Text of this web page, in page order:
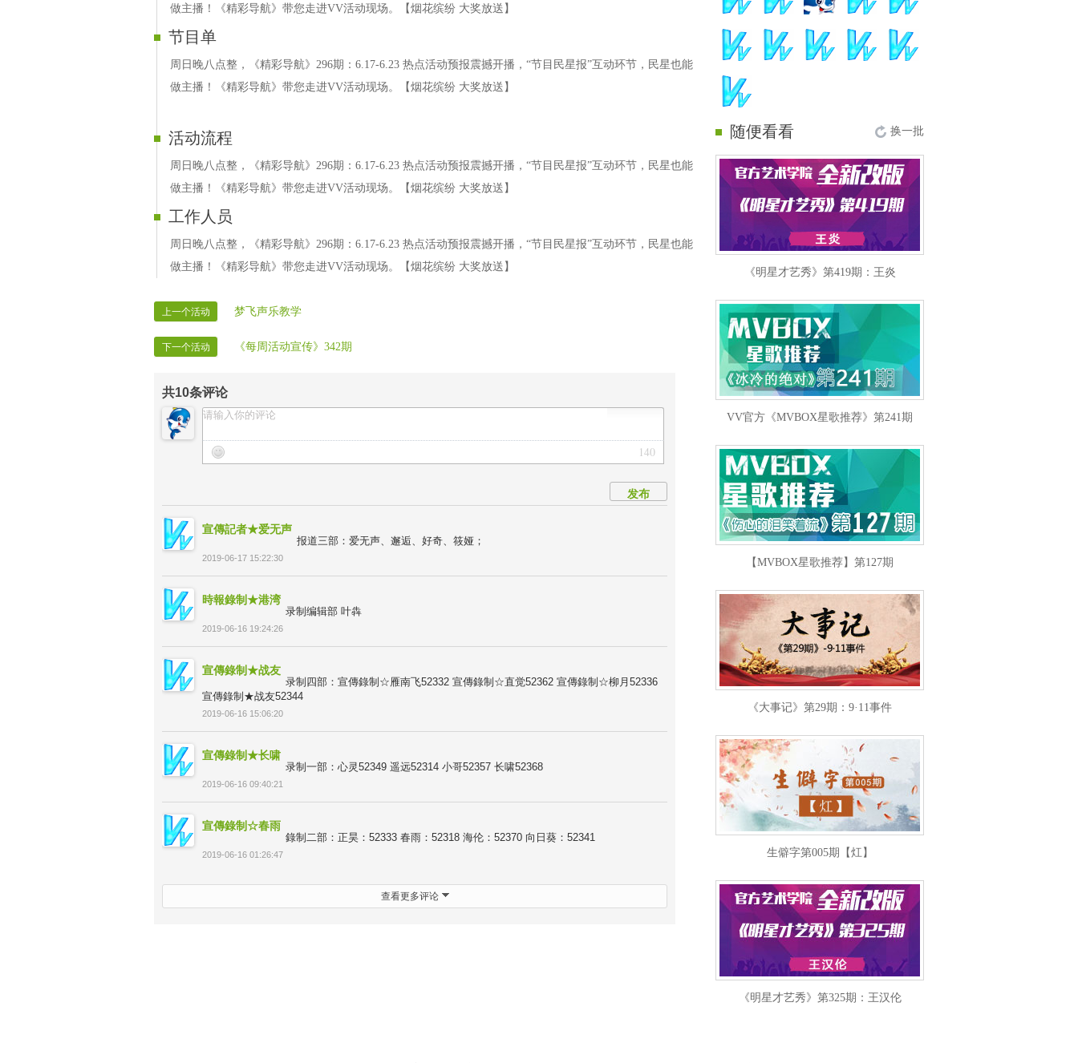
做主播！《精彩导航》带您走进VV活动现场。【烟花缤纷 大奖放送】
节目单
周日晚八点整，《精彩导航》296期：6.17-6.23 热点活动预报震撼开播，“节目民星报”互动环节，民星也能
做主播！《精彩导航》带您走进VV活动现场。【烟花缤纷 大奖放送】
活动流程
周日晚八点整，《精彩导航》296期：6.17-6.23 热点活动预报震撼开播，“节目民星报”互动环节，民星也能
做主播！《精彩导航》带您走进VV活动现场。【烟花缤纷 大奖放送】
工作人员
周日晚八点整，《精彩导航》296期：6.17-6.23 热点活动预报震撼开播，“节目民星报”互动环节，民星也能
做主播！《精彩导航》带您走进VV活动现场。【烟花缤纷 大奖放送】
上一个活动 梦飞声乐教学
下一个活动 《每周活动宣传》342期
共10条评论
140
发布
宣傳記者★爱无声
报道三部：爱无声、邂逅、好奇、筱娅；
2019-06-17 15:22:30
時報錄制★港湾
录制编辑部 叶犇
2019-06-16 19:24:26
宣傳錄制★战友
录制四部：宣傳錄制☆雁南飞52332 宣傳錄制☆直觉52362 宣傳錄制☆柳月52336
宣傳錄制★战友52344
2019-06-16 15:06:20
宣傳錄制★长啸
录制一部：心灵52349 遥远52314 小哥52357 长啸52368
2019-06-16 09:40:21
宣傳錄制☆春雨
錄制二部：正昊：52333 春雨：52318 海伦：52370 向日葵：52341
2019-06-16 01:26:47
查看更多评论
随便看看 换一批
《明星才艺秀》第419期：王炎
VV官方《MVBOX星歌推荐》第241期
【MVBOX星歌推荐】第127期
《大事记》第29期：9·11事件
生僻字第005期【灴】
《明星才艺秀》第325期：王汉伦